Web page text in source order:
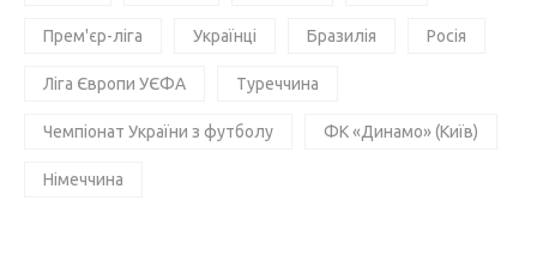
Прем'єр-ліга Українці Бразилія Росія
Ліга Європи УЄФА Туреччина
Чемпіонат України з футболу ФК «Динамо» (Київ)
Німеччина